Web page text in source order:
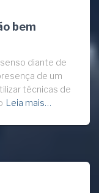
bem
diante de
de um
técnicas de
Leia mais…